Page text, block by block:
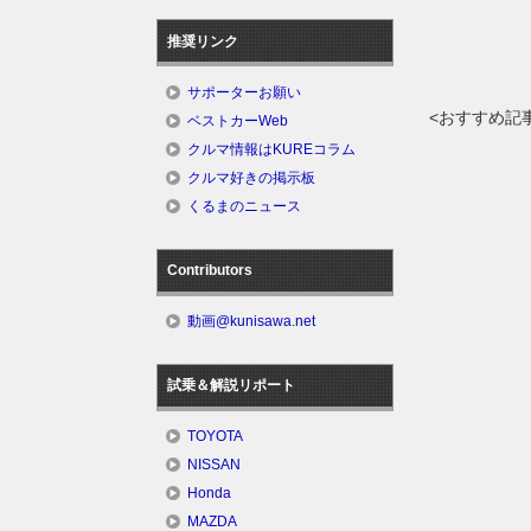
<おすすめ記
推奨リンク
サポーターお願い
ベストカーWeb
クルマ情報はKUREコラム
クルマ好きの掲示板
くるまのニュース
Contributors
動画@kunisawa.net
試乗＆解説リポート
TOYOTA
NISSAN
Honda
MAZDA